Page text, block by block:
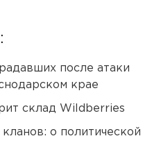
после атаки
крае
склад Wildberries
о политической